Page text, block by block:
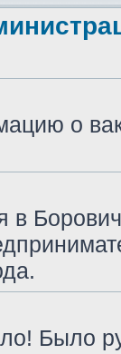
о
в
Было